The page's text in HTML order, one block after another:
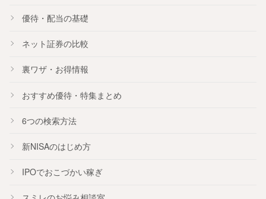
優待・配当の基礎
ネット証券の比較
裏ワザ・お得情報
おすすめ優待・ 特集まとめ
6つの検索方法
新NISAのはじめ方
IPOでおこづかい稼ぎ